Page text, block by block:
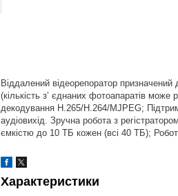
Віддалений відеорепоратор
(кількість з’ єднаних фотоапаратів може
декодування H.265/H.264/MJPEG;
аудіовихід. Зручна робота з
ємкістю до 10 ТБ кожен (всі 40 ТБ);
Характеристики